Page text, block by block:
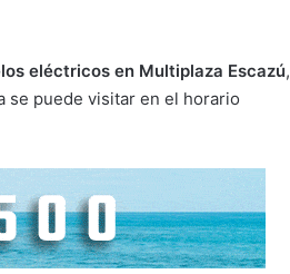
eléctricos en Multiplaza Escazú,
se puede visitar en el horario